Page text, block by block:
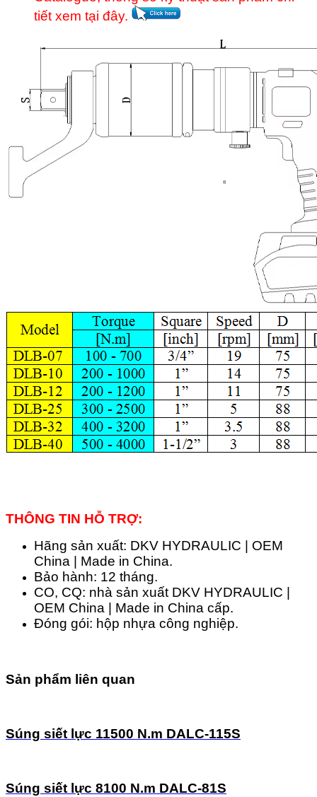
tiết xem tại đây.
THÔNG TIN HỖ TRỢ:
Hãng sản xuất: DKV HYDRAULIC | OEM
China | Made in China.
Bảo hành: 12 tháng.
CO, CQ: nhà sản xuất DKV HYDRAULIC |
OEM China | Made in China cấp.
Đóng gói: hộp nhựa công nghiệp.
Sản phẩm liên quan
Súng siết lực 11500 N.m DALC-115S
Súng siết lực 8100 N.m DALC-81S